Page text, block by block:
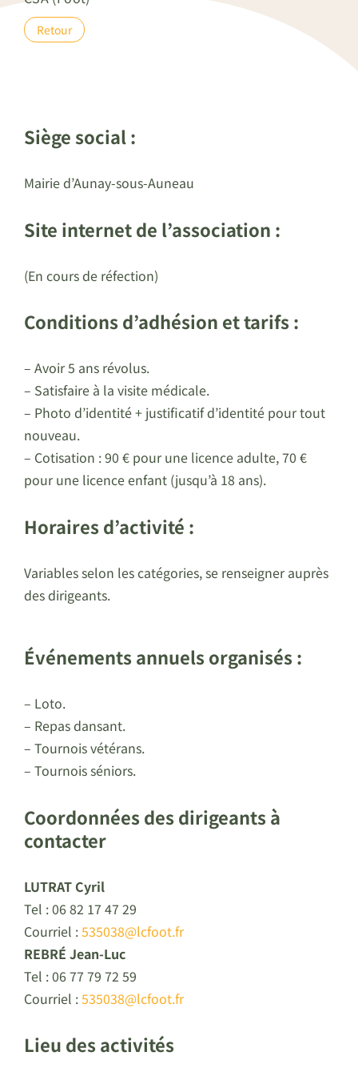
Retour
Siège social :
Mairie d’Aunay-sous-Auneau
Site internet de l’association :
(En cours de réfection)
Conditions d’adhésion et tarifs :
– Avoir 5 ans révolus.
– Satisfaire à la visite médicale.
– Photo d’identité + justificatif d’identité pour tout
nouveau.
– Cotisation : 90 € pour une licence adulte, 70 €
pour une licence enfant (jusqu’à 18 ans).
Horaires d’activité :
Variables selon les catégories, se renseigner auprès
des dirigeants.
Événements annuels organisés :
– Loto.
– Repas dansant.
– Tournois vétérans.
– Tournois séniors.
Coordonnées des dirigeants à
contacter
LUTRAT Cyril
Tel : 06 82 17 47 29
Courriel :535038@lcfoot.fr
REBRÉ Jean-Luc
Tel : 06 77 79 72 59
Courriel :535038@lcfoot.fr
Lieu des activités